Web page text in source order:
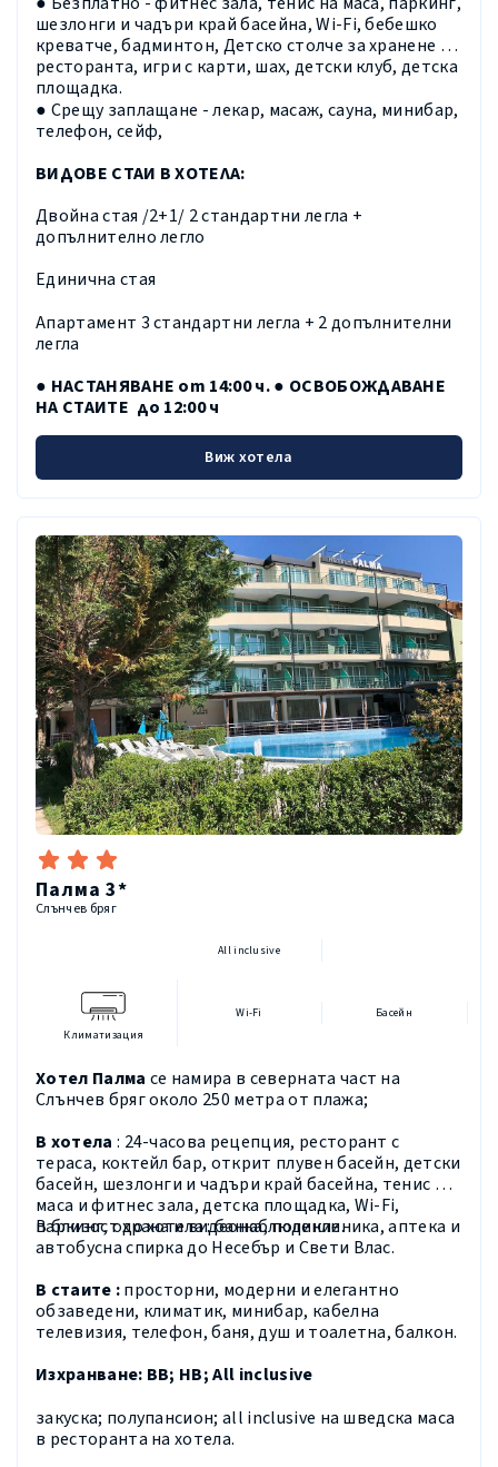
шезлонги и чадъри край басейна, Wi-Fi, бебешко
креватче, бадминтон, Детско столче за хранене в
ресторанта, игри с карти, шах, детски клуб, детска
площадка.
● Срещу заплащане - лекар, масаж, сауна, минибар,
телефон, сейф,
ВИДОВЕ СТАИ В ХОТЕЛА:
Двойна стая /2+1/ 2 стандартни легла +
допълнително легло
Единична стая
Апартамент 3 стандартни легла + 2 допълнителни
легла
● НАСТАНЯВАНЕ от 14:00 ч. ● ОСВОБОЖДАВАНЕ
НА СТАИТЕ до 12:00 ч
Виж хотела
Палма 3*
Слънчев бряг
All inclusive
Климатизация
Wi-Fi Басейн
Хотел Палма се намира в северната част на
Слънчев бряг около 250 метра от плажа;
В хотела : 24-часова рецепция, ресторант с
тераса, коктейл бар, открит плувен басейн, детски
басейн, шезлонги и чадъри край басейна, тенис на
маса и фитнес зала, детска площадка, Wi-Fi,
паркинг, охрана и видеонаблюдение.
В близост до хотела :банка, поликлиника, аптека и
автобусна спирка до Несебър и Свети Влас.
В стаите :просторни, модерни и елегантно
обзаведени, климатик, минибар, кабелна
телевизия, телефон, баня, душ и тоалетна, балкон.
Изхранване: ВВ; HB;All inclusive
закуска; полупансион; all inclusive на шведска маса
в ресторанта на хотела.